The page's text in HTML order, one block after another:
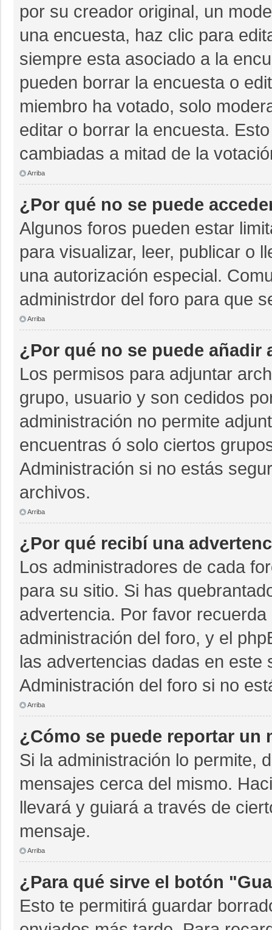
por su creador original, un
una encuesta, haz clic para
siempre esta asociado a la
pueden borrar la encuesta o
miembro ha votado, solo
editar o borrar la encuesta.
cambiadas a mitad de la
Arriba
¿Por qué no se puede
Algunos foros pueden estar
para visualizar, leer, publicar o
una autorización especial.
administrdor del foro para que
Arriba
¿Por qué no se puede
Los permisos para adjuntar
grupo, usuario y son cedidos
administración no permite
encuentras ó solo ciertos
Administración si no estás
archivos.
Arriba
¿Por qué recibí una
Los administradores de cada
para su sitio. Si has
advertencia. Por favor
administración del foro, y el
las advertencias dadas en este
Administración del foro si no
Arriba
¿Cómo se puede reportar un
Si la administración lo permite,
mensajes cerca del mismo.
llevará y guiará a través de
mensaje.
Arriba
¿Para qué sirve el botón
Esto te permitirá guardar